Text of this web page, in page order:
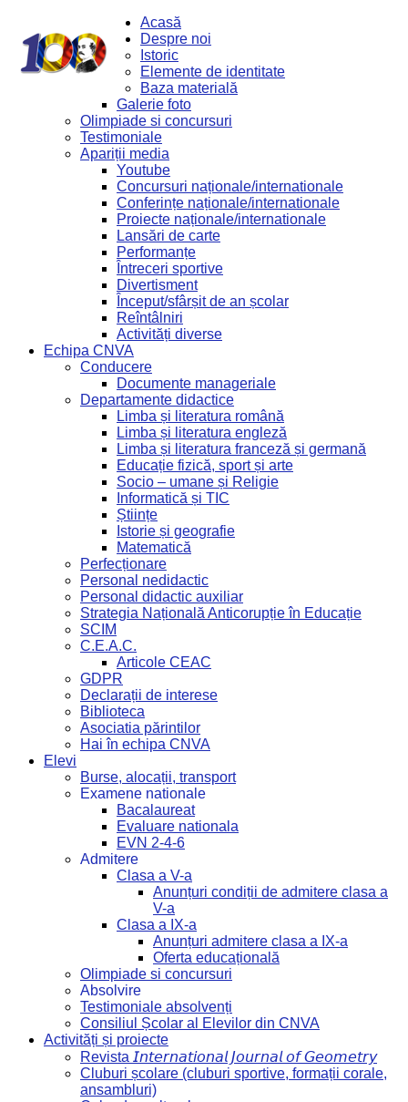
Acasă
Despre noi
Istoric
Elemente de identitate
Baza materială
Galerie foto
Olimpiade si concursuri
Testimoniale
Apariții media
Youtube
Concursuri naționale/internationale
Conferințe naționale/internationale
Proiecte naționale/internationale
Lansări de carte
Performanțe
Întreceri sportive
Divertisment
Început/sfârșit de an școlar
Reîntâlniri
Activități diverse
Echipa CNVA
Conducere
Documente manageriale
Departamente didactice
Limba și literatura română
Limba și literatura engleză
Limba și literatura franceză și germană
Educație fizică, sport și arte
Socio – umane și Religie
Informatică și TIC
Științe
Istorie și geografie
Matematică
Perfecționare
Personal nedidactic
Personal didactic auxiliar
Strategia Națională Anticorupție în Educație
SCIM
C.E.A.C.
Articole CEAC
GDPR
Declarații de interese
Biblioteca
Asociatia părintilor
Hai în echipa CNVA
Elevi
Burse, alocații, transport
Examene nationale
Bacalaureat
Evaluare nationala
EVN 2-4-6
Admitere
Clasa a V-a
Anunțuri condiții de admitere clasa a
V-a
Clasa a IX-a
Anunțuri admitere clasa a IX-a
Oferta educațională
Olimpiade si concursuri
Absolvire
Testimoniale absolvenți
Consiliul Școlar al Elevilor din CNVA
Activități și proiecte
Revista 𝘐𝘯𝘵𝘦𝘳𝘯𝘢𝘵𝘪𝘰𝘯𝘢𝘭 𝘑𝘰𝘶𝘳𝘯𝘢𝘭 𝘰𝘧 𝘎𝘦𝘰𝘮𝘦𝘵𝘳𝘺
Cluburi școlare (cluburi sportive, formații corale,
ansambluri)